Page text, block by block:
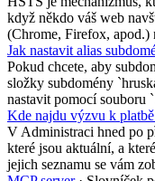
když někdo váš web
(Chrome, Firefox,
Jak nastavit alias
Pokud chcete, aby
složky subdomény
nastavit pomocí souboru
Kde najdu výzvu k
V Administraci hned po
které jsou aktuální, a
jejich seznamu se vám